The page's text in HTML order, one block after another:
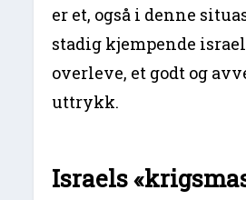
er et, også i denne
stadig kjempende
overleve, et godt og
uttrykk.
Israels